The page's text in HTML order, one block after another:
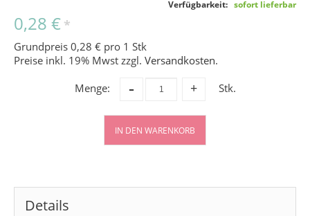
Verfügbarkeit: sofort lieferbar
0,28 € *
Grundpreis 0,28 € pro 1 Stk
Preise inkl. 19% Mwst zzgl. Versandkosten.
Menge:
+
- Stk.
IN DEN WARENKORB
Details